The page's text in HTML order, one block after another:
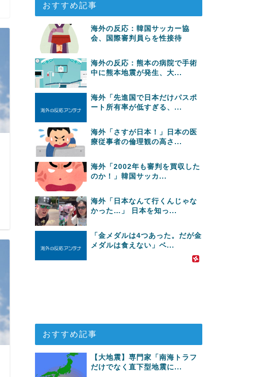
おすすめ記事
海外の反応：韓国サッカー協
会、国際審判員らを性接待
海外の反応：熊本の病院で手術
中に熊本地震が発生、大...
海外「先進国で日本だけパスポ
ート所有率が低すぎる、...
海外「さすが日本！」日本の医
療従事者の倫理観の高さ...
海外「2002年も審判を買収した
のか！」韓国サッカ...
海外「日本なんて行くんじゃな
かった…」 日本を知っ...
「金メダルは4つあった。だが金
メダルは食えない」ベ...
おすすめ記事
【大地震】専門家「南海トラフ
だけでなく直下型地震に...